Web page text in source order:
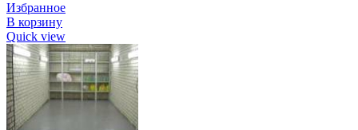
Избранное
В корзину
Quick view